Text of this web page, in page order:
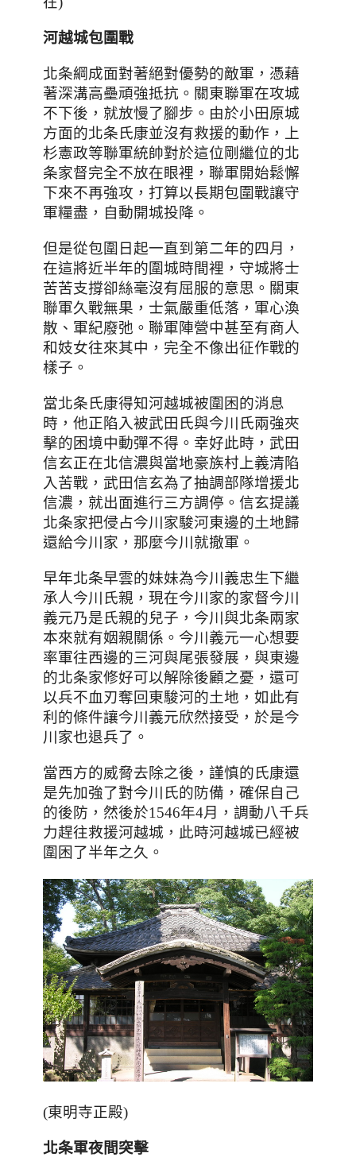
河越城包圍戰
北条綱成面對著絕對優勢的敵軍 ， 憑藉
著深溝高壘頑強抵抗 。 關東聯軍在攻城
不下後 ，就放慢了腳步。由於小田原城
方面的北条氏康並沒有救援的動作，上
杉憲政等聯軍統帥對於這位剛繼位的北
条家督完全不放在眼裡，聯軍開始鬆懈
下來不再強攻，打算以長期包圍戰讓守
軍糧盡，自動開城投降。
但是從包圍日起一直到第二年的四月 ，
在這將近半年的圍城時間裡 ， 守城將士
苦苦支撐卻絲毫沒有屈服的意思。關東
聯軍久戰無果，士氣嚴重低落 ， 軍心渙
散 、 軍紀廢弛 。 聯軍陣營中甚至有商人
和妓女往來其中，完全不像出征作戰的
樣子 。
當北条氏康得知河越城被圍困的消息
時，他正陷入被武田氏與今川氏兩強夾
擊的困境中動彈不得。幸好此時，武田
信玄正在北信濃與當地豪族村上義清陷
入苦戰 ，武田信玄為了抽調部隊增援北
信濃，就出面進行三方調停。信玄提議
北条家把侵占今川家駿河東邊的土地歸
還給今川家，那麼今川就撤軍。
早年北条早雲的妹妹為今川義忠生下繼
承人今川氏親，現在今川家的家督今川
義元乃是氏親的兒子 ，今川與北条兩家
本來就有姻親關係。今川義元一心想要
率軍往西邊的三河與尾張發展，與東邊
的北条家修好可以解除後顧之憂 ，還可
以兵不血刃奪回東駿河的土地，如此有
利的條件讓今川義元欣然接受 ，於是今
川家也退兵了。
當西方的威脅去除之後 ，謹慎的氏康還
是先加強了對今川氏的防備，確保自己
的後防 ，然後於1546年4月 ，調動八千兵
力趕往救援河越城 ， 此時河越城已經被
圍困了半年之久。
(東明寺正殿)
北条軍夜間突擊